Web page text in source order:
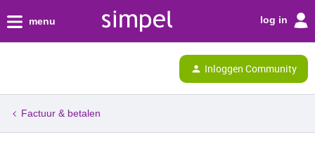
menu log in
Inloggen Community
Factuur & betalen